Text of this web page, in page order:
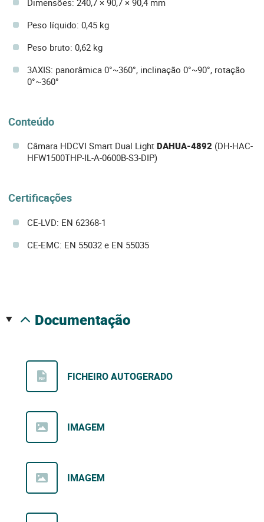
Dimensões: 240,7 × 90,7 × 90,4 mm
Peso líquido: 0,45 kg
Peso bruto: 0,62 kg
3AXIS: panorâmica 0°~360°, inclinação 0°~90°, rotação
0°~360°
Conteúdo
Câmara HDCVI Smart Dual Light DAHUA-4892 (DH-HAC-
HFW1500THP-IL-A-0600B-S3-DIP)
Certificações
CE-LVD: EN 62368-1
CE-EMC: EN 55032 e EN 55035
documentação
FICHEIRO AUTOGERADO
IMAGEM
IMAGEM